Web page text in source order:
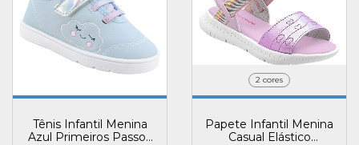
Tênis Infantil Menina
Azul Primeiros Passos
2 cores
Papete Infantil Menina
Casual Elástico